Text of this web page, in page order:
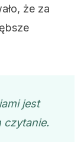
że za
jest
czytanie.